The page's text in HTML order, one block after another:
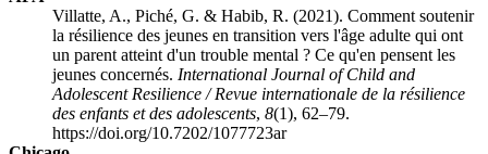
Villatte, A., Piché, G. & Habib, R. (2021). Comment soutenir
la résilience des jeunes en transition vers l'âge adulte qui ont
un parent atteint d'un trouble mental ? Ce qu'en pensent les
jeunes concernés. International Journal of Child and
Adolescent Resilience / Revue internationale de la résilience
des enfants et des adolescents, 8(1), 62–79.
https://doi.org/10.7202/1077723ar